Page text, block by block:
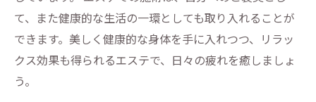
て、また健康的な生活の一環としても取り入れることが
できます。美しく健康的な身体を手に入れつつ、リラッ
クス効果も得られるエステで、日々の疲れを癒しましょ
う。